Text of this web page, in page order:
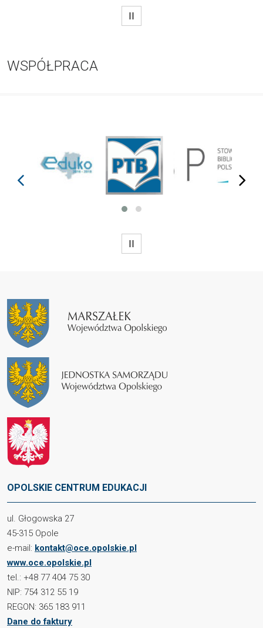
WSTRZYMAJ
WSPÓŁPRACA
prev next
WSTRZYMAJ
OPOLSKIE CENTRUM EDUKACJI
ul. Głogowska 27
45-315 Opole
e-mail: kontakt@oce.opolskie.pl
www.oce.opolskie.pl
tel.: +48 77 404 75 30
NIP: 754 312 55 19
REGON: 365 183 911
Dane do faktury